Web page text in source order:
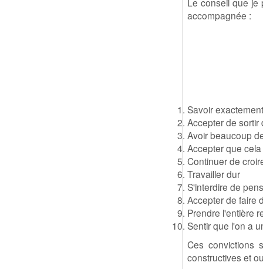
accompagnée :
Savoir
Accepter de
Avoir beaucoup
Accepter que
Continuer de
Travailler dur
S'interdire de
Accepter de faire
Prendre l'entière
Sentir que l'on a
Ces convictions
constructives et